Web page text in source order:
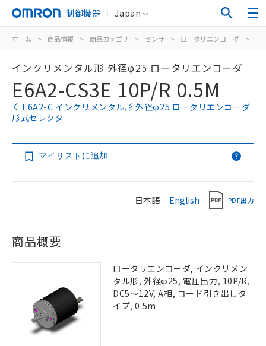
制御機器 Japan
ホーム > 商品情報 > 商品カテゴリ > センサ > ロータリエンコーダ >
インクリメンタル形 外径φ25 ロータリエンコーダ
E6A2-CS3E 10P/R 0.5M
E6A2-C インクリメンタル形 外径φ25 ロータリエンコーダ
形式セレクタ
マイリストに追加
日本語 English PDF出力
商品概要
ロータリエンコーダ, インクリメン
タル形, 外径φ25, 電圧出力, 10P/R,
DC5～12V, A相, コード引き出しタ
イプ, 0.5m